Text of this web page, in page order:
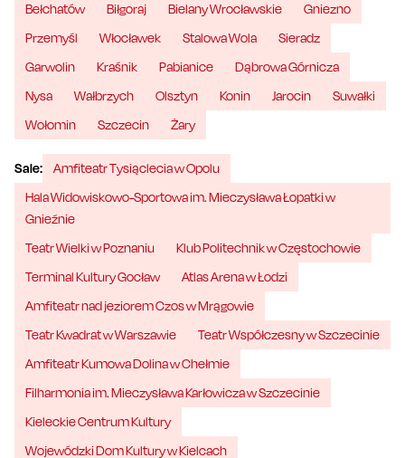
Bełchatów
Biłgoraj Bielany Wrocławskie
Gniezno
Przemyśl
Włocławek Stalowa Wola
Sieradz
Garwolin
Kraśnik Pabianice
Dąbrowa Górnicza
Nysa
Wałbrzych Olsztyn Konin Jarocin
Suwałki
Wołomin
Szczecin Żary
Sale:
Amfiteatr Tysiąclecia w Opolu
Hala Widowiskowo-Sportowa im. Mieczysława Łopatki w
Gnieźnie
Teatr Wielki w Poznaniu
Klub Politechnik w Częstochowie
Terminal Kultury Gocław
Atlas Arena w Łodzi
Amfiteatr nad jeziorem Czos w Mrągowie
Teatr Kwadrat w Warszawie
Teatr Współczesny w Szczecinie
Amfiteatr Kumowa Dolina w Chełmie
Filharmonia im. Mieczysława Karłowicza w Szczecinie
Kieleckie Centrum Kultury
Wojewódzki Dom Kultury w Kielcach